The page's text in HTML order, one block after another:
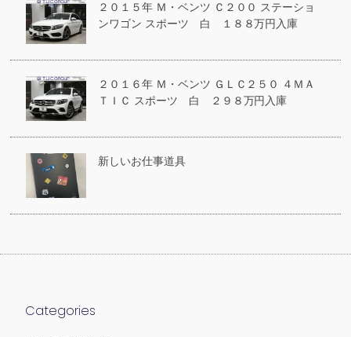
プライバシーポリシー スタッフblog 納車blog
２０１５年 Ｍ・ベンツ Ｃ２００ ステーショ
ンワゴン スポーツ 白 １８８万円入庫
２０１６年 Ｍ・ベンツ ＧＬＣ２５０ ４ＭＡ
ＴＩＣ スポーツ 白 ２９８万円入庫
新しいお仕事道具
Categories